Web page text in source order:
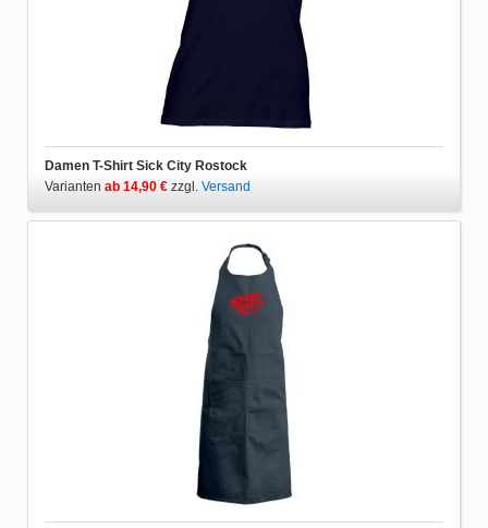
Damen T-Shirt Sick City Rostock
Varianten ab 14,90 € zzgl. Versand